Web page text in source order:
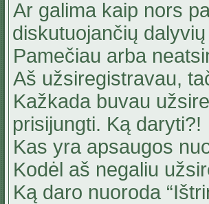
Ar galima kaip nors
diskutuojančių
Pamečiau arba
Aš užsiregistravau,
Kažkada buvau
prisijungti. Ką daryti?!
Kas yra apsaugos
Kodėl aš negaliu
Ką daro nuoroda